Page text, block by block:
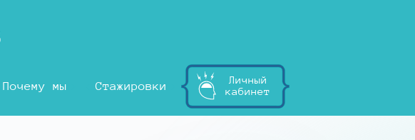
Почему мы Стажировки
Личный
кабинет